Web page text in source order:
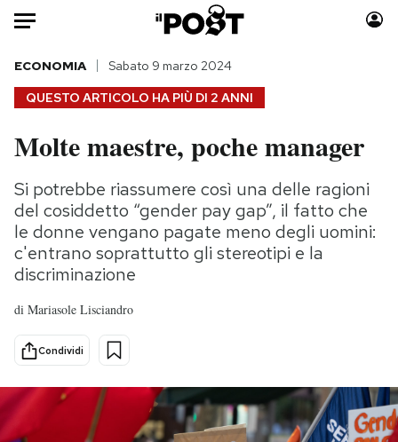
Auto
HOME
Italia
Politica
Internet
Scienza
Cultura
Sport
Moda
Consumismi
Storie/Idee
Ok Boomer!
PODCAST
QUESTO ARTICOLO HA PIÙ DI 2 ANNI
ECONOMIA Sabato 9 marzo 2024
Molte maestre, poche manager
Si potrebbe riassumere così una delle ragioni
del cosiddetto “gender pay gap”, il fatto che
le donne vengano pagate meno degli uomini:
c'entrano soprattutto gli stereotipi e la
discriminazione
di Mariasole Lisciandro
Condividi